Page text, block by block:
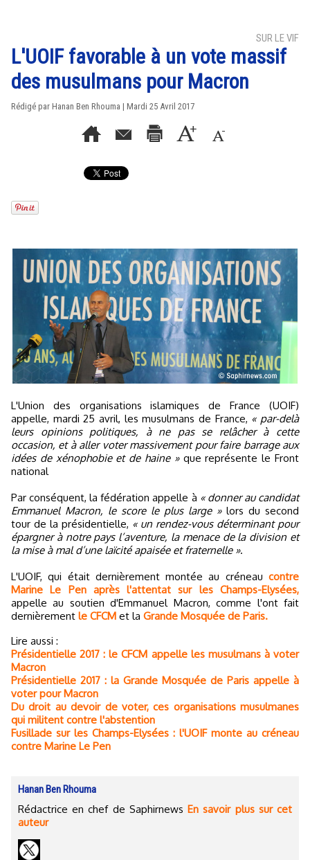
SUR LE VIF
L'UOIF favorable à un vote massif
des musulmans pour Macron
Rédigé par Hanan Ben Rhouma | Mardi 25 Avril 2017
L'Union des organisations islamiques de France (UOIF)
appelle, mardi 25 avril, les musulmans de France, « par-delà
leurs opinions politiques, à ne pas se relâcher à cette
occasion, et à aller voter massivement pour faire barrage aux
idées de xénophobie et de haine »que représente le Front
national
Par conséquent, la fédération appelle à « donner au candidat
Emmanuel Macron, le score le plus large »lors du second
tour de la présidentielle, « un rendez-vous déterminant pour
épargner à notre pays l’aventure, la menace de la division et
la mise à mal d’une laïcité apaisée et fraternelle ».
L'UOIF, qui était dernièrement montée au créneau contre
Marine Le Pen après l'attentat sur les Champs-Elysées,
appelle au soutien d'Emmanuel Macron, comme l'ont fait
dernièrement le CFCM et la Grande Mosquée de Paris.
Lire aussi :
Présidentielle 2017 : le CFCM appelle les musulmans à voter
Macron
Présidentielle 2017 : la Grande Mosquée de Paris appelle à
voter pour Macron
Du droit au devoir de voter, ces organisations musulmanes
qui militent contre l'abstention
Fusillade sur les Champs-Elysées : l'UOIF monte au créneau
contre Marine Le Pen
Hanan Ben Rhouma
Rédactrice en chef de SaphirnewsEn savoir plus sur cet
auteur